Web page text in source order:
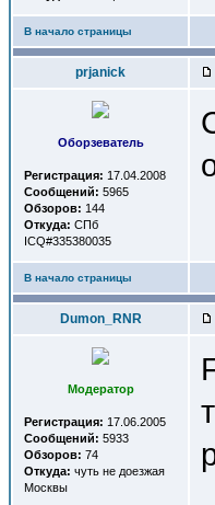
В начало страницы
prjanick
Оборзеватель
Регистрация: 17.04.2008
Сообщений: 5965
Обзоров: 144
Откуда: СПб
ICQ#335380035
В начало страницы
Dumon_RNR
Модератор
Регистрация: 17.06.2005
Сообщений: 5933
Обзоров: 74
Откуда: чуть не доезжая
Москвы